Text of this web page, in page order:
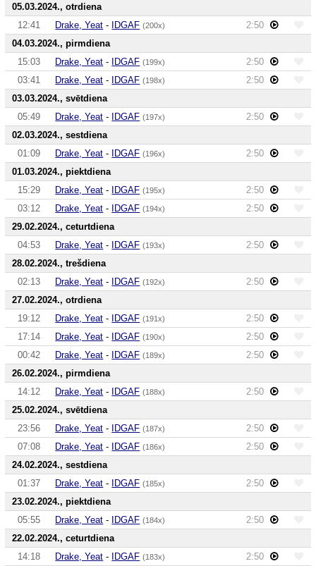
05.03.2024., otrdiena
12:41
Drake, Yeat - IDGAF (200x)
2:50
04.03.2024., pirmdiena
15:03
Drake, Yeat - IDGAF (199x)
2:50
03:41
Drake, Yeat - IDGAF (198x)
2:50
03.03.2024., svētdiena
05:49
Drake, Yeat - IDGAF (197x)
2:50
02.03.2024., sestdiena
01:09
Drake, Yeat - IDGAF (196x)
2:50
01.03.2024., piektdiena
15:29
Drake, Yeat - IDGAF (195x)
2:50
03:12
Drake, Yeat - IDGAF (194x)
2:50
29.02.2024., ceturtdiena
04:53
Drake, Yeat - IDGAF (193x)
2:50
28.02.2024., trešdiena
02:13
Drake, Yeat - IDGAF (192x)
2:50
27.02.2024., otrdiena
19:12
Drake, Yeat - IDGAF (191x)
2:50
17:14
Drake, Yeat - IDGAF (190x)
2:50
00:42
Drake, Yeat - IDGAF (189x)
2:50
26.02.2024., pirmdiena
14:12
Drake, Yeat - IDGAF (188x)
2:50
25.02.2024., svētdiena
23:56
Drake, Yeat - IDGAF (187x)
2:50
07:08
Drake, Yeat - IDGAF (186x)
2:50
24.02.2024., sestdiena
01:37
Drake, Yeat - IDGAF (185x)
2:50
23.02.2024., piektdiena
05:55
Drake, Yeat - IDGAF (184x)
2:50
22.02.2024., ceturtdiena
14:18
Drake, Yeat - IDGAF (183x) 2:50